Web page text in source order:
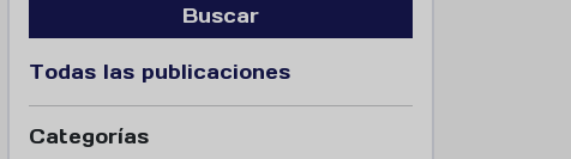
Buscar
Todas las publicaciones
Categorías